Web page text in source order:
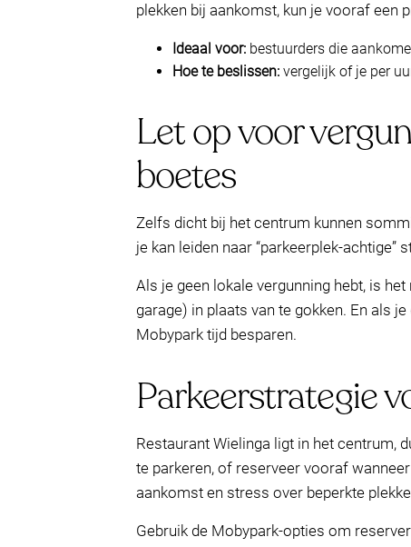
plekken bij aankomst, kun je vooraf een
Ideaal voor: bestuurders die
Hoe te beslissen: vergelijk of je per
Let op voor
boetes
Zelfs dicht bij het centrum kunnen
je kan leiden naar “parkeerplek-
Als je geen lokale vergunning hebt, is
garage) in plaats van te gokken. En als
Mobypark tijd besparen.
Parkeerstrategie
Restaurant Wielinga ligt in het centrum,
te parkeren, of reserveer vooraf
aankomst en stress over beperkte
Gebruik de Mobypark-opties om